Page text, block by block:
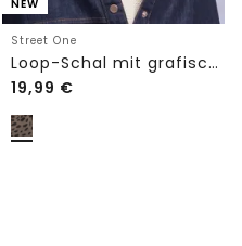
NEW
Street One
Loop-Schal mit grafischem Muster
19,99 €